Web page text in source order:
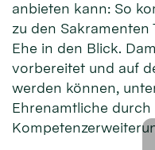
anbieten kann: So
zu den Sakramenten
Ehe in den Blick.
vorbereitet und auf
werden können,
Ehrenamtliche durch